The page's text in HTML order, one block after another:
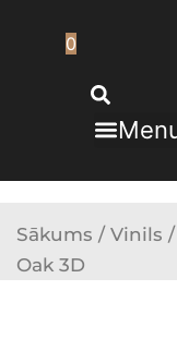
0
Sākums / Vinils
Oak 3D